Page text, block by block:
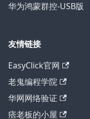
华为鸿蒙群控-USB版
友情链接
EasyClick官网
老鬼编程学院
华网网络验证
痞老板的小屋